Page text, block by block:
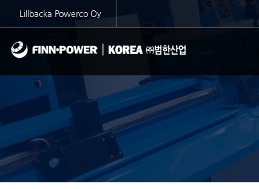
Lillbacka Powerco Oy